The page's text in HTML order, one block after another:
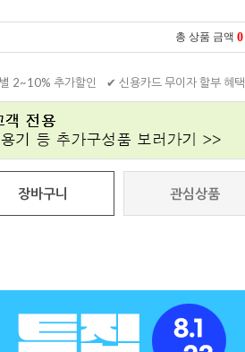
총 상품 금액 0
2~10% 추가할인 ✔ 신용카드 무이자 할부 혜택
장바구니 관심상품